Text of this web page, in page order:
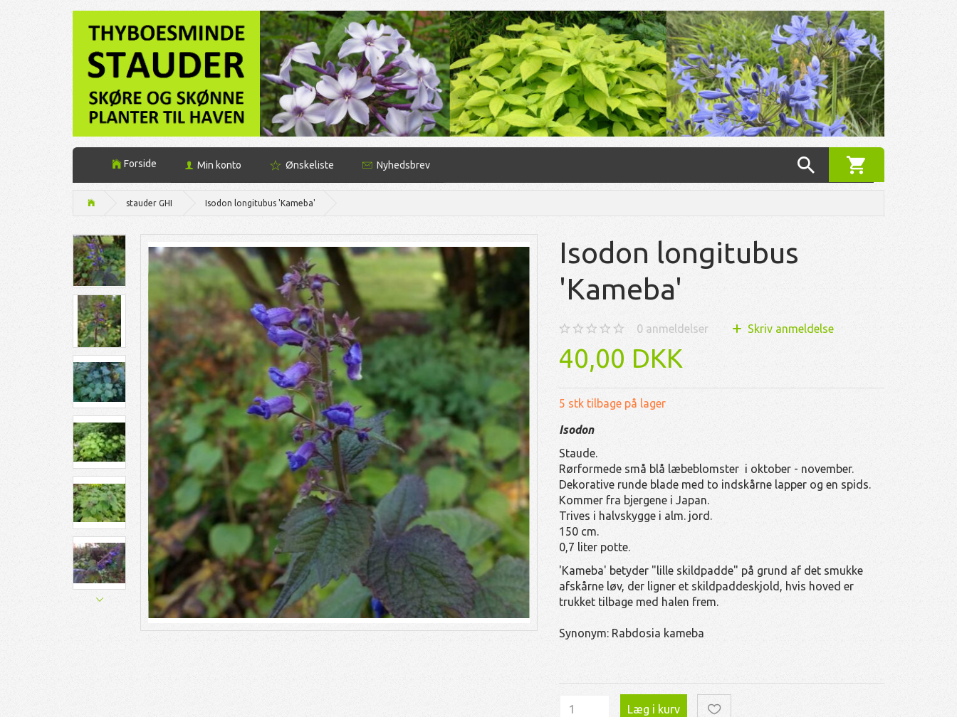
Forside Min konto Ønskeliste Nyhedsbrev
stauder GHI Isodon longitubus 'Kameba'
Isodon longitubus
'Kameba'
0anmeldelser Skriv anmeldelse
40,00 DKK
5 stk tilbage på lager
Isodon
Staude.
Rørformede små blå læbeblomster i oktober - november.
Dekorative runde blade med to indskårne lapper og en spids.
Kommer fra bjergene i Japan.
Trives i halvskygge i alm. jord.
150 cm.
0,7 liter potte.
'Kameba' betyder "lille skildpadde" på grund af det smukke
afskårne løv, der ligner et skildpaddeskjold, hvis hoved er
trukket tilbage med halen frem.
Synonym: Rabdosia kameba
Læg i kurv